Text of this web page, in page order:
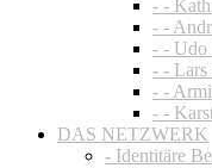
- -
- -
- - Udo
- - Lars
- -
- -
DAS NETZWERK
- Identitäre